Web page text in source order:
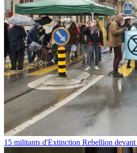
15 militants d'Extinction Rebellion devant